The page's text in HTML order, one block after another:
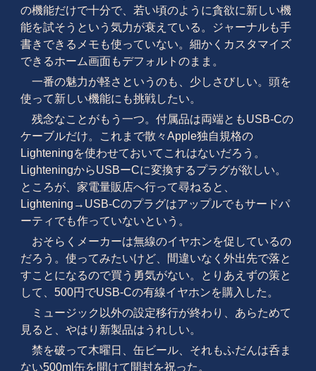
の機能だけで十分で、若い頃のように貪欲に新しい機
能を試そうという気力が衰えている。ジャーナルも手
書きできるメモも使っていない。細かくカスタマイズ
できるホーム画面もデフォルトのまま。
一番の魅力が軽さというのも、少しさびしい。頭を
使って新しい機能にも挑戦したい。
残念なことがもう一つ。付属品は両端ともUSB-Cの
ケーブルだけ。これまで散々Apple独自規格の
Lighteningを使わせておいてこれはないだろう。
LighteningからUSBーCに変換するプラグが欲しい。
ところが、家電量販店へ行って尋ねると、
Lightening→USB-Cのプラグはアップルでもサードパ
ーティでも作っていないという。
おそらくメーカーは無線のイヤホンを促しているの
だろう。使ってみたいけど、間違いなく外出先で落と
すことになるので買う勇気がない。とりあえずの策と
して、500円でUSB-Cの有線イヤホンを購入した。
ミュージック以外の設定移行が終わり、あらためて
見ると、やはり新製品はうれしい。
禁を破って木曜日、缶ビール、それもふだんは呑ま
ない500ml缶を開けて開封を祝った。